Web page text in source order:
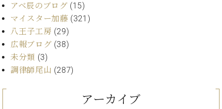
シ
ュ
タ
イ
コ
ン
タ
イ
ン・
シ
ュ
ー
レ
レ
ッ
ス
ン
イ
ベ
ン
ン・
シュ
ーレ
音楽
教室
お
問
合
せ
アベ辰のブログ (15)
マイスター加藤 (321)
八王子工房 (29)
広報ブログ (38)
未分類 (3)
調律師尾山 (287)
アーカイブ